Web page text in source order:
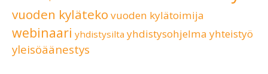
vuoden kyläteko vuoden kylätoimija
webinaari yhdistysilta yhdistysohjelma yhteistyö
yleisöäänestys